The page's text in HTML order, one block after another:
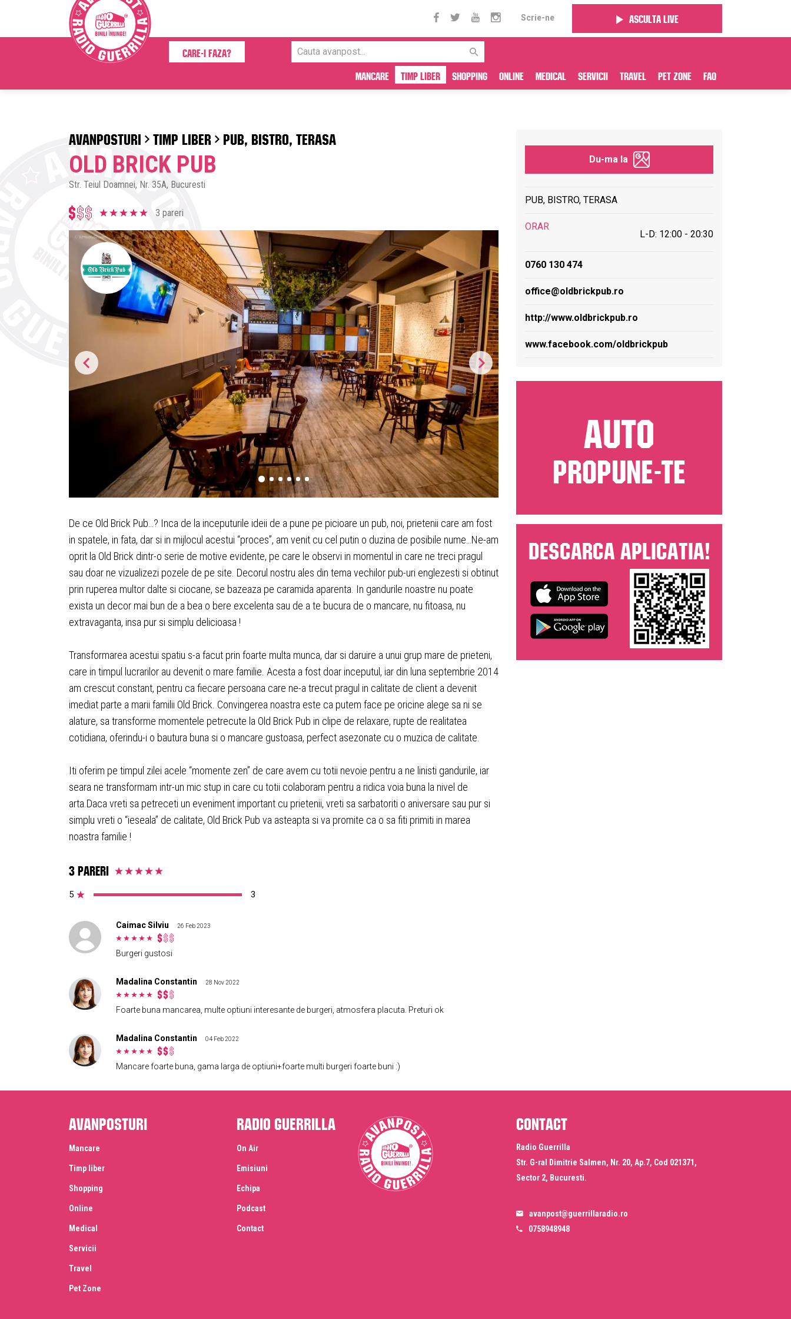
Scrie-ne Asculta live
Care-i faza?
Mancare Timp liber Shopping Online Medical Servicii Travel Pet Zone FAQ
AVANPOSTURI TIMP LIBER PUB, BISTRO, TERASA
OLD BRICK PUB
Str. Teiul Doamnei, Nr. 35A, Bucuresti
3 pareri
De ce Old Brick Pub…? Inca de la inceputurile ideii de a pune pe picioare un pub, noi, prietenii care am fost
in spatele, in fata, dar si in mijlocul acestui “proces”, am venit cu cel putin o duzina de posibile nume…Ne-am
oprit la Old Brick dintr-o serie de motive evidente, pe care le observi in momentul in care ne treci pragul
sau doar ne vizualizezi pozele de pe site. Decorul nostru ales din tema vechilor pub-uri englezesti si obtinut
prin ruperea multor dalte si ciocane, se bazeaza pe caramida aparenta. In gandurile noastre nu poate
exista un decor mai bun de a bea o bere excelenta sau de a te bucura de o mancare, nu fitoasa, nu
extravaganta, insa pur si simplu delicioasa !
Transformarea acestui spatiu s-a facut prin foarte multa munca, dar si daruire a unui grup mare de prieteni,
care in timpul lucrarilor au devenit o mare familie. Acesta a fost doar inceputul, iar din luna septembrie 2014
am crescut constant, pentru ca fiecare persoana care ne-a trecut pragul in calitate de client a devenit
imediat parte a marii familii Old Brick. Convingerea noastra este ca putem face pe oricine alege sa ni se
alature, sa transforme momentele petrecute la Old Brick Pub in clipe de relaxare, rupte de realitatea
cotidiana, oferindu-i o bautura buna si o mancare gustoasa, perfect asezonate cu o muzica de calitate.
Iti oferim pe timpul zilei acele “momente zen” de care avem cu totii nevoie pentru a ne linisti gandurile, iar
seara ne transformam intr-un mic stup in care cu totii colaboram pentru a ridica voia buna la nivel de
arta.Daca vreti sa petreceti un eveniment important cu prietenii, vreti sa sarbatoriti o aniversare sau pur si
simplu vreti o “ieseala” de calitate, Old Brick Pub va asteapta si va promite ca o sa fiti primiti in marea
noastra familie !
Du-ma la
PUB, BISTRO, TERASA
ORAR
L-D: 12:00 - 20:30
0760 130 474
office@oldbrickpub.ro
http://www.oldbrickpub.ro
www.facebook.com/oldbrickpub
AUTO
PROPUNE-TE
Descarca aplicatia!
3 pareri
5 3
Caimac Silviu 26 Feb 2023
Burgeri gustosi
Madalina Constantin 28 Nov 2022
Foarte buna mancarea, multe optiuni interesante de burgeri, atmosfera placuta. Preturi ok
Madalina Constantin 04 Feb 2022
Mancare foarte buna, gama larga de optiuni+foarte multi burgeri foarte buni :)
Avanposturi
Mancare
Timp liber
Shopping
Online
Medical
Servicii
Travel
Pet Zone
Radio Guerrilla
On Air
Emisiuni
Echipa
Podcast
Contact
Contact
Radio Guerrilla
Str. G-ral Dimitrie Salmen, Nr. 20, Ap.7, Cod 021371,
Sector 2, Bucuresti.
avanpost@guerrillaradio.ro
0758948948